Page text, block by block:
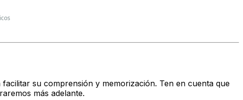
su comprensión y memorización. Ten en cuenta que
más adelante.